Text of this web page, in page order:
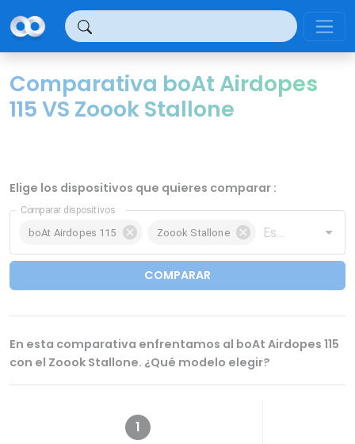
Comparativa boAt Airdopes
115 VS Zoook Stallone
Elige los dispositivos que quieres comparar :
Comparar dispositivos
boAt Airdopes 115 Zoook Stallone
COMPARAR
En esta comparativa enfrentamos al boAt Airdopes 115
con el Zoook Stallone. ¿Qué modelo elegir?
1
Panel de gestión de cookies